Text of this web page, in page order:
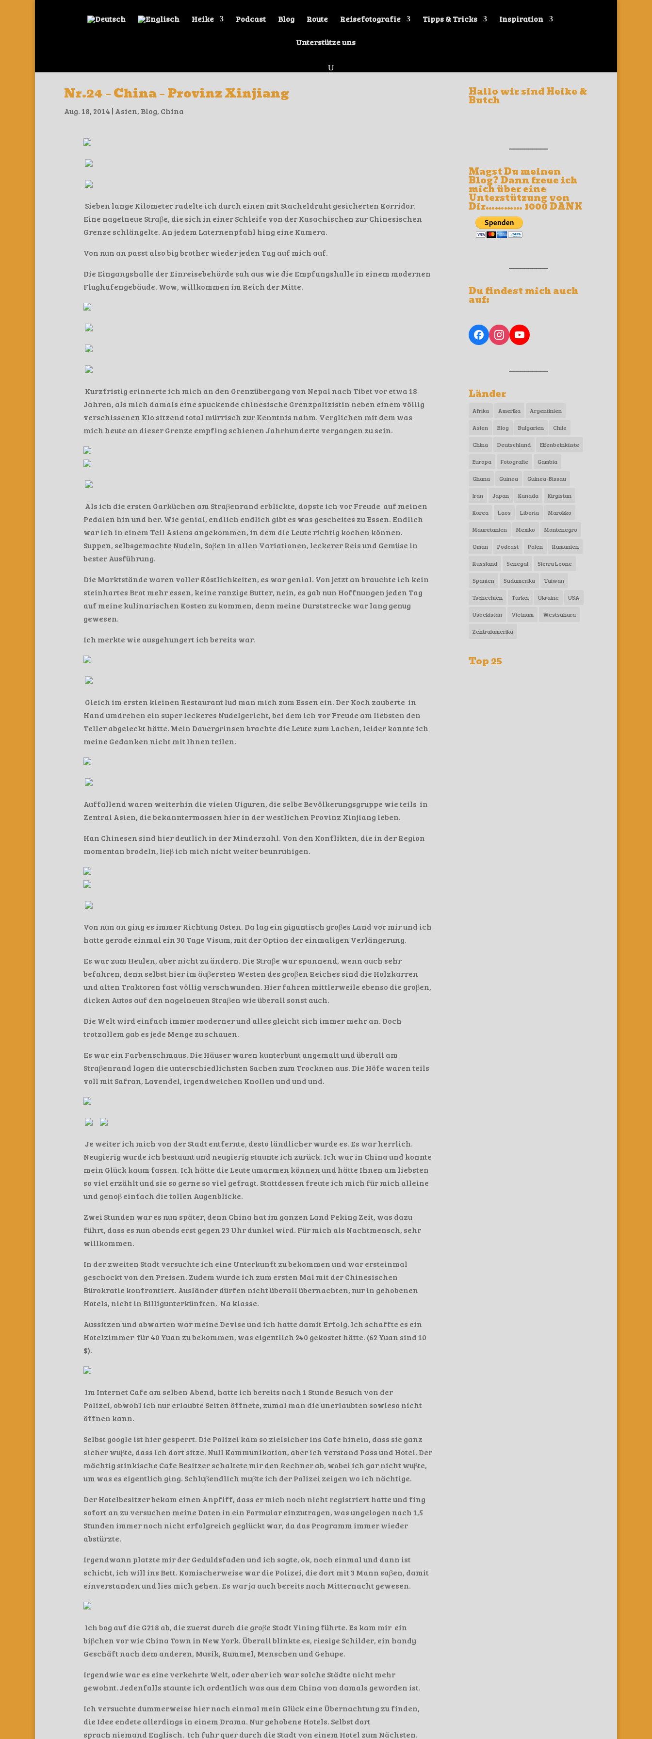
Heike Podcast Blog Route Reisefotografie Tipps & Tricks Inspiration
Unterstütze uns
Nr.24 – China – Provinz Xinjiang
Aug. 18, 2014 | Asien, Blog, China
Sieben lange Kilometer radelte ich durch einen mit Stacheldraht gesicherten Korridor.
Eine nagelneue Straβe, die sich in einer Schleife von der Kasachischen zur Chinesischen
Grenze schlängelte. An jedem Laternenpfahl hing eine Kamera.
Von nun an passt also big brother wieder jeden Tag auf mich auf.
Die Eingangshalle der Einreisebehörde sah aus wie die Empfangshalle in einem modernen
Flughafengebäude. Wow, willkommen im Reich der Mitte.
Kurzfristig erinnerte ich mich an den Grenzübergang von Nepal nach Tibet vor etwa 18
Jahren, als mich damals eine spuckende chinesische Grenzpolizistin neben einem völlig
verschissenen Klo sitzend total mürrisch zur Kenntnis nahm. Verglichen mit dem was
mich heute an dieser Grenze empfing schienen Jahrhunderte vergangen zu sein.
Als ich die ersten Garküchen am Straβenrand erblickte, dopste ich vor Freude auf meinen
Pedalen hin und her. Wie genial, endlich endlich gibt es was gescheites zu Essen. Endlich
war ich in einem Teil Asiens angekommen, in dem die Leute richtig kochen können.
Suppen, selbsgemachte Nudeln, Soβen in allen Variationen, leckerer Reis und Gemüse in
bester Ausführung.
Die Marktstände waren voller Köstlichkeiten, es war genial. Von jetzt an brauchte ich kein
steinhartes Brot mehr essen, keine ranzige Butter, nein, es gab nun Hoffnungen jeden Tag
auf meine kulinarischen Kosten zu kommen, denn meine Durststrecke war lang genug
gewesen.
Ich merkte wie ausgehungert ich bereits war.
Gleich im ersten kleinen Restaurant lud man mich zum Essen ein. Der Koch zauberte in
Hand umdrehen ein super leckeres Nudelgericht, bei dem ich vor Freude am liebsten den
Teller abgeleckt hätte. Mein Dauergrinsen brachte die Leute zum Lachen, leider konnte ich
meine Gedanken nicht mit Ihnen teilen.
Auffallend waren weiterhin die vielen Uiguren, die selbe Bevölkerungsgruppe wie teils in
Zentral Asien, die bekanntermassen hier in der westlichen Provinz Xinjiang leben.
Han Chinesen sind hier deutlich in der Minderzahl. Von den Konflikten, die in der Region
momentan brodeln, lieβ ich mich nicht weiter beunruhigen.
Von nun an ging es immer Richtung Osten. Da lag ein gigantisch groβes Land vor mir und ich
hatte gerade einmal ein 30 Tage Visum, mit der Option der einmaligen Verlängerung.
Es war zum Heulen, aber nicht zu ändern. Die Straβe war spannend, wenn auch sehr
befahren, denn selbst hier im äuβersten Westen des groβen Reiches sind die Holzkarren
und alten Traktoren fast völlig verschwunden. Hier fahren mittlerweile ebenso die groβen,
dicken Autos auf den nagelneuen Straβen wie überall sonst auch.
Die Welt wird einfach immer moderner und alles gleicht sich immer mehr an. Doch
trotzallem gab es jede Menge zu schauen.
Es war ein Farbenschmaus. Die Häuser waren kunterbunt angemalt und überall am
Straβenrand lagen die unterschiedlichsten Sachen zum Trocknen aus. Die Höfe waren teils
voll mit Safran, Lavendel, irgendwelchen Knollen und und und.
Je weiter ich mich von der Stadt entfernte, desto ländlicher wurde es. Es war herrlich.
Neugierig wurde ich bestaunt und neugierig staunte ich zurück. Ich war in China und konnte
mein Glück kaum fassen. Ich hätte die Leute umarmen können und hätte Ihnen am liebsten
so viel erzählt und sie so gerne so viel gefragt. Stattdessen freute ich mich für mich alleine
und genoβ einfach die tollen Augenblicke.
Zwei Stunden war es nun später, denn China hat im ganzen Land Peking Zeit, was dazu
führt, dass es nun abends erst gegen 23 Uhr dunkel wird. Für mich als Nachtmensch, sehr
willkommen.
In der zweiten Stadt versuchte ich eine Unterkunft zu bekommen und war ersteinmal
geschockt von den Preisen. Zudem wurde ich zum ersten Mal mit der Chinesischen
Bürokratie konfrontiert. Ausländer dürfen nicht überall übernachten, nur in gehobenen
Hotels, nicht in Billigunterkünften. Na klasse.
Aussitzen und abwarten war meine Devise und ich hatte damit Erfolg. Ich schaffte es ein
Hotelzimmer für 40 Yuan zu bekommen, was eigentlich 240 gekostet hätte. (62 Yuan sind 10
$).
Im Internet Cafe am selben Abend, hatte ich bereits nach 1 Stunde Besuch von der
Polizei, obwohl ich nur erlaubte Seiten öffnete, zumal man die unerlaubten sowieso nicht
öffnen kann.
Selbst google ist hier gesperrt. Die Polizei kam so zielsicher ins Cafe hinein, dass sie ganz
sicher wuβte, dass ich dort sitze. Null Kommunikation, aber ich verstand Pass und Hotel. Der
mächtig stinkische Cafe Besitzer schaltete mir den Rechner ab, wobei ich gar nicht wuβte,
um was es eigentlich ging. Schluβendlich muβte ich der Polizei zeigen wo ich nächtige.
Der Hotelbesitzer bekam einen Anpfiff, dass er mich noch nicht registriert hatte und fing
sofort an zu versuchen meine Daten in ein Formular einzutragen, was ungelogen nach 1,5
Stunden immer noch nicht erfolgreich geglückt war, da das Programm immer wieder
abstürzte.
Irgendwann platzte mir der Geduldsfaden und ich sagte, ok, noch einmal und dann ist
schicht, ich will ins Bett. Komischerweise war die Polizei, die dort mit 3 Mann saβen, damit
einverstanden und lies mich gehen. Es war ja auch bereits nach Mitternacht gewesen.
Ich bog auf die G218 ab, die zuerst durch die groβe Stadt Yining führte. Es kam mir ein
biβchen vor wie China Town in New York. Überall blinkte es, riesige Schilder, ein handy
Geschäft nach dem anderen, Musik, Rummel, Menschen und Gehupe.
Irgendwie war es eine verkehrte Welt, oder aber ich war solche Städte nicht mehr
gewohnt. Jedenfalls staunte ich ordentlich was aus dem China von damals geworden ist.
Ich versuchte dummerweise hier noch einmal mein Glück eine Übernachtung zu finden,
die Idee endete allerdings in einem Drama. Nur gehobene Hotels. Selbst dort
sprach niemand Englisch. Ich fuhr quer durch die Stadt von einem Hotel zum Nächsten.
Hallo wir sind Heike &
Butch
Magst Du meinen
Blog? Dann freue ich
mich über eine
Unterstützung von
Dir………… 1000 DANK
Du findest mich auch
auf:
Länder
Afrika Amerika Argentinien
Asien Blog Bulgarien Chile
China Deutschland Elfenbeinküste
Europa Fotografie Gambia
Ghana Guinea Guinea-Bissau
Iran Japan Kanada Kirgistan
Korea Laos Liberia Marokko
Mauretanien Mexiko Montenegro
Oman Podcast Polen Rumänien
Russland Senegal Sierra Leone
Spanien Südamerika Taiwan
Tschechien Türkei Ukraine USA
Usbekistan Vietnam Westsahara
Zentralamerika
Top 25